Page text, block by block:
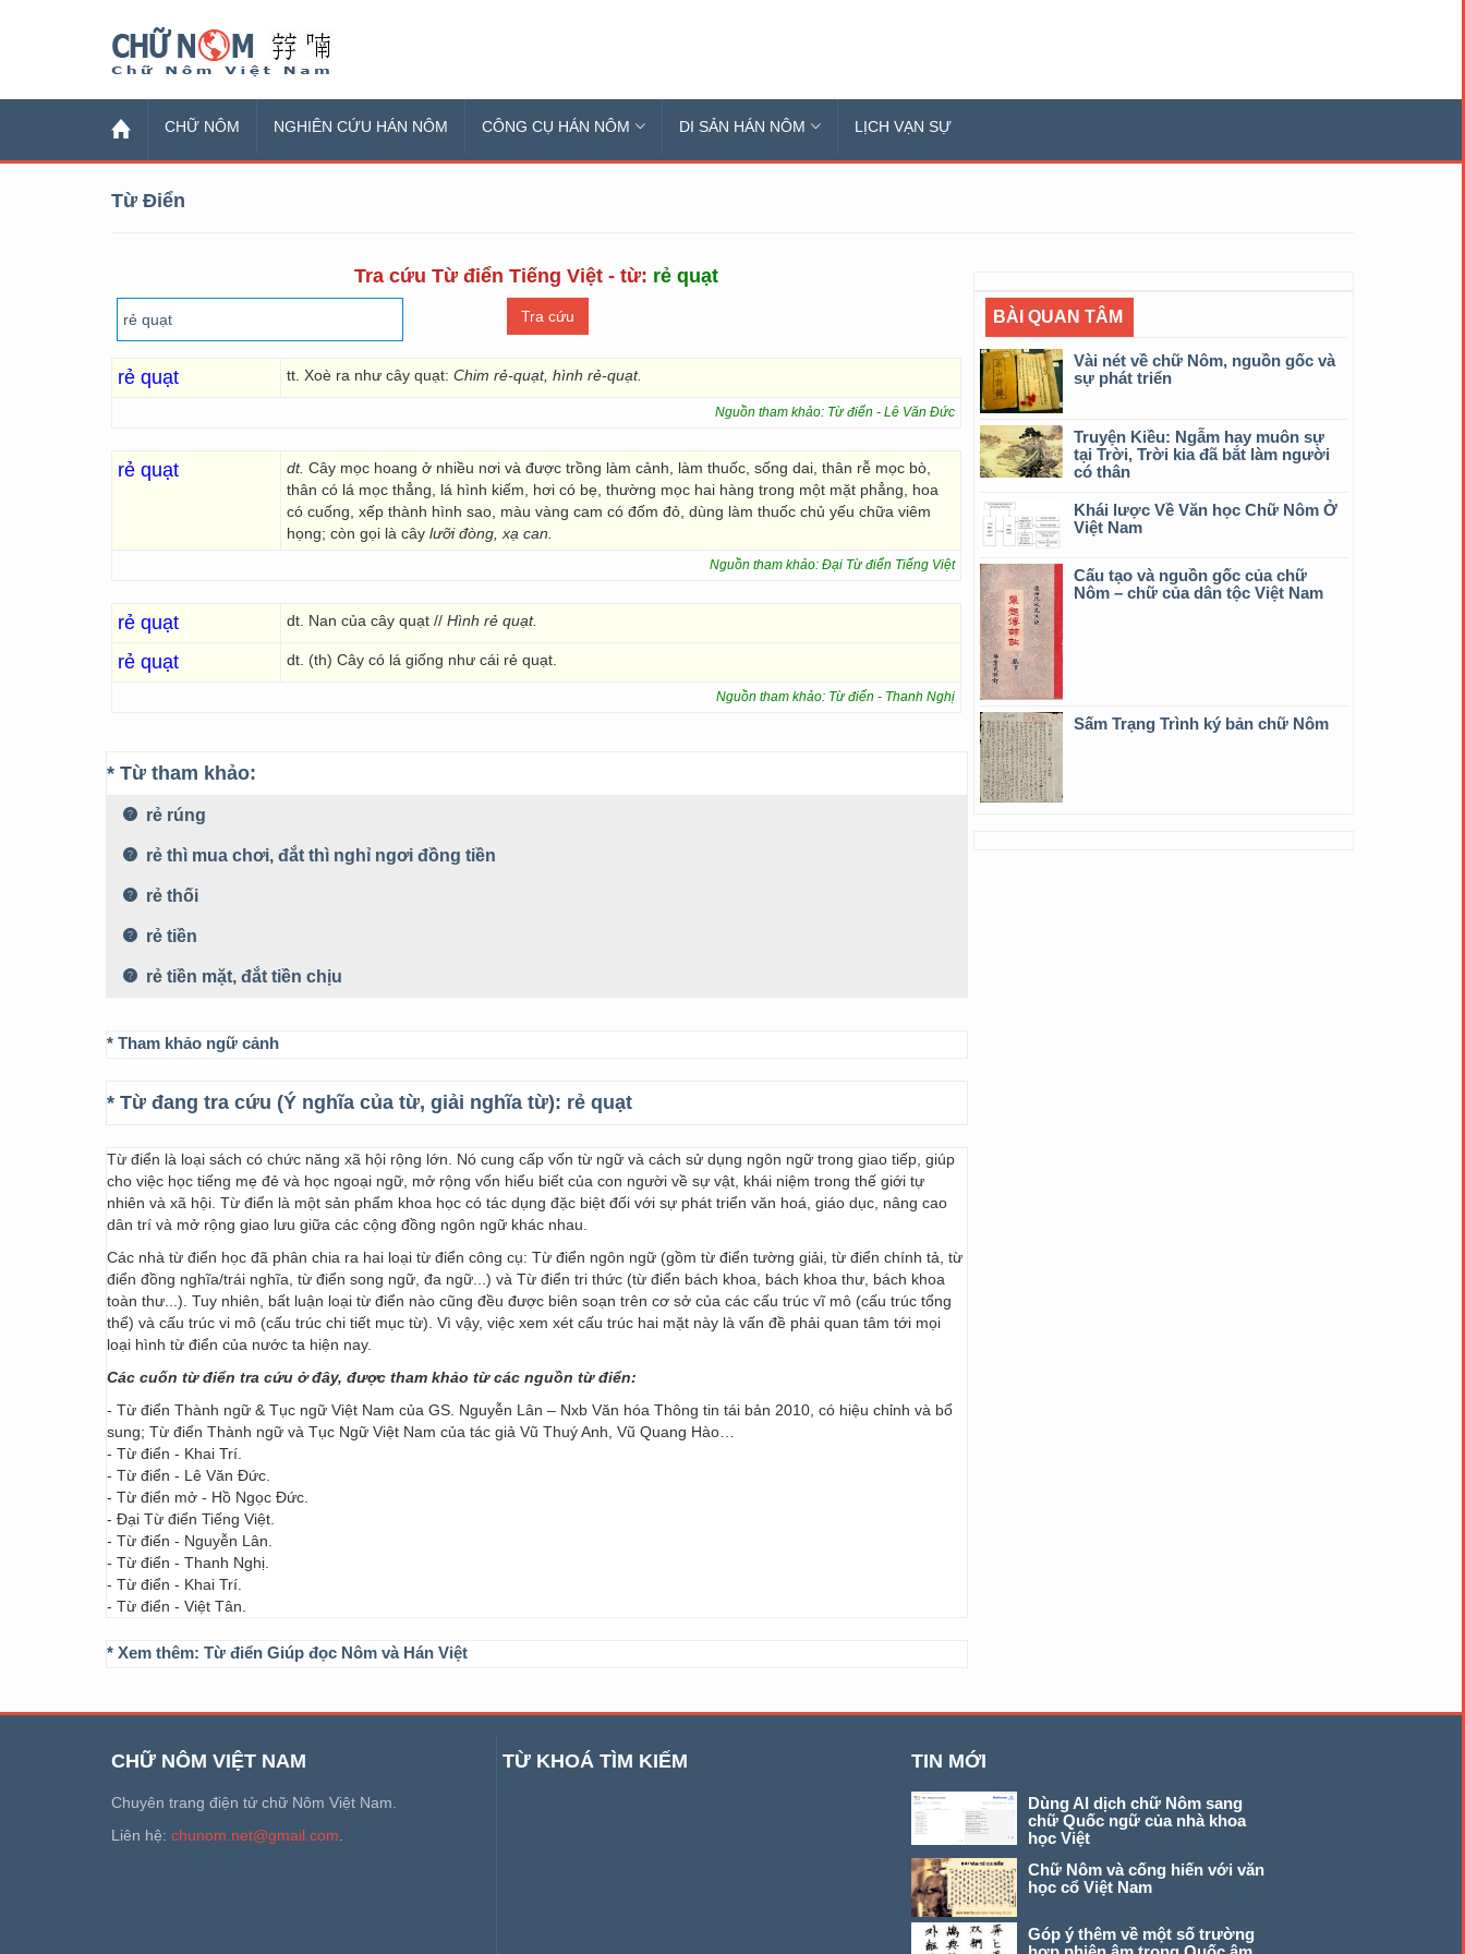
CHỮ NÔM NGHIÊN CỨU HÁN NÔM CÔNG CỤ HÁN NÔM DI SẢN HÁN NÔM LỊCH VẠN SỰ
Từ Điển
Tra cứu Từ điển Tiếng Việt - từ: rẻ quạt
rẻ quạt tt. Xoè ra như cây quạt: Chim rẻ-quạt, hình rẻ-quạt.
Nguồn tham khảo: Từ điển - Lê Văn Đức
rẻ quạt dt. Cây mọc hoang ở nhiều nơi và được trồng làm cảnh, làm thuốc, sống dai, thân rễ mọc bò,
thân có lá mọc thẳng, lá hình kiếm, hơi có bẹ, thường mọc hai hàng trong một mặt phẳng, hoa
có cuống, xếp thành hình sao, màu vàng cam có đốm đỏ, dùng làm thuốc chủ yếu chữa viêm
họng; còn gọi là cây lưỡi đòng, xạ can.
Nguồn tham khảo: Đại Từ điển Tiếng Việt
rẻ quạt dt. Nan của cây quạt // Hình rẻ quạt.
rẻ quạt dt. (th) Cây có lá giống như cái rẻ quạt.
Nguồn tham khảo: Từ điển - Thanh Nghị
* Từ tham khảo:
rẻ rúng
rẻ thì mua chơi, đắt thì nghỉ ngơi đồng tiền
rẻ thối
rẻ tiền
rẻ tiền mặt, đắt tiền chịu
* Tham khảo ngữ cảnh
* Từ đang tra cứu (Ý nghĩa của từ, giải nghĩa từ): rẻ quạt
Từ điển là loại sách có chức năng xã hội rộng lớn. Nó cung cấp vốn từ ngữ và cách sử dụng ngôn ngữ trong giao tiếp, giúp
cho việc học tiếng mẹ đẻ và học ngoại ngữ, mở rộng vốn hiểu biết của con người về sự vật, khái niệm trong thế giới tự
nhiên và xã hội. Từ điển là một sản phẩm khoa học có tác dụng đặc biệt đối với sự phát triển văn hoá, giáo dục, nâng cao
dân trí và mở rộng giao lưu giữa các cộng đồng ngôn ngữ khác nhau.
Các nhà từ điển học đã phân chia ra hai loại từ điển công cụ: Từ điển ngôn ngữ (gồm từ điển tường giải, từ điển chính tả, từ
điển đồng nghĩa/trái nghĩa, từ điển song ngữ, đa ngữ...) và Từ điển tri thức (từ điển bách khoa, bách khoa thư, bách khoa
toàn thư...). Tuy nhiên, bất luận loại từ điển nào cũng đều được biên soạn trên cơ sở của các cấu trúc vĩ mô (cấu trúc tổng
thể) và cấu trúc vi mô (cấu trúc chi tiết mục từ). Vì vậy, việc xem xét cấu trúc hai mặt này là vấn đề phải quan tâm tới mọi
loại hình từ điển của nước ta hiện nay.
Các cuốn từ điển tra cứu ở đây, được tham khảo từ các nguồn từ điển:
- Từ điển Thành ngữ & Tục ngữ Việt Nam của GS. Nguyễn Lân – Nxb Văn hóa Thông tin tái bản 2010, có hiệu chỉnh và bổ
sung; Từ điển Thành ngữ và Tục Ngữ Việt Nam của tác giả Vũ Thuý Anh, Vũ Quang Hào…
- Từ điển - Khai Trí.
- Từ điển - Lê Văn Đức.
- Từ điển mở - Hồ Ngọc Đức.
- Đại Từ điển Tiếng Việt.
- Từ điển - Nguyễn Lân.
- Từ điển - Thanh Nghị.
- Từ điển - Khai Trí.
- Từ điển - Việt Tân.
* Xem thêm: Từ điển Giúp đọc Nôm và Hán Việt
BÀI QUAN TÂM
Vài nét về chữ Nôm, nguồn gốc và
sự phát triển
Truyện Kiều: Ngẫm hay muôn sự
tại Trời, Trời kia đã bắt làm người
có thân
Khái lược Về Văn học Chữ Nôm Ở
Việt Nam
Cấu tạo và nguồn gốc của chữ
Nôm – chữ của dân tộc Việt Nam
Sấm Trạng Trình ký bản chữ Nôm
CHỮ NÔM VIỆT NAM
Chuyên trang điện tử chữ Nôm Việt Nam.
Liên hệ: chunom.net@gmail.com
TỪ KHOÁ TÌM KIẾM TIN MỚI
Dùng AI dịch chữ Nôm sang
chữ Quốc ngữ của nhà khoa
học Việt
Chữ Nôm và cống hiến với văn
học cổ Việt Nam
Góp ý thêm về một số trường